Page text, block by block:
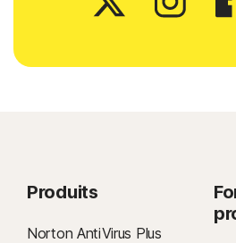
Produits
Norton AntiVirus Plus